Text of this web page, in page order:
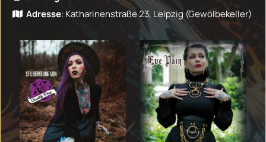
 Adresse: Katharinenstraße 23, Leipzig (Gewölbekeller)